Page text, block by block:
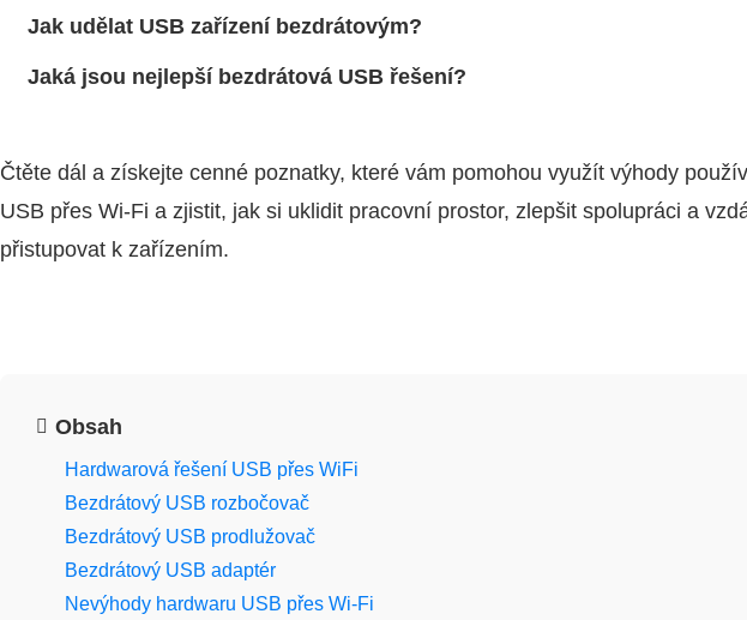
Jak udělat USB zařízení bezdrátovým?
Jaká jsou nejlepší bezdrátová USB řešení?
Čtěte dál a získejte cenné poznatky, které vám pomohou využít výhody
USB přes Wi‑Fi a zjistit, jak si uklidit pracovní prostor, zlepšit spolupráci a
přistupovat k zařízením.
Obsah
Hardwarová řešení USB přes WiFi
Bezdrátový USB rozbočovač
Bezdrátový USB prodlužovač
Bezdrátový USB adaptér
Nevýhody hardwaru USB přes Wi‑Fi